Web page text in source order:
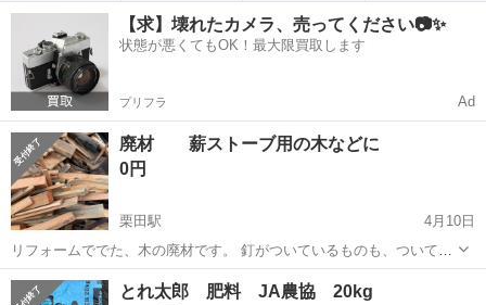
【求】壊れたカメラ、売ってください📷✨
状態が悪くてもOK！最大限買取します
プリフラ Ad
廃材 薪ストーブ用の木などに
0円
栗田駅
4月10日
リフォームででた、木の廃材です。 釘がついているものも、ついてい
ないものもあります。 薪ストーブ用に30-100cmくらい、いろいろあり
ます。 薪ストーブしなくなったので、必要な方に差し上げます。 大量
京都 宮津市 栗田駅 その他 薪ストーブ
とれ太郎 肥料 JA農協 20kg